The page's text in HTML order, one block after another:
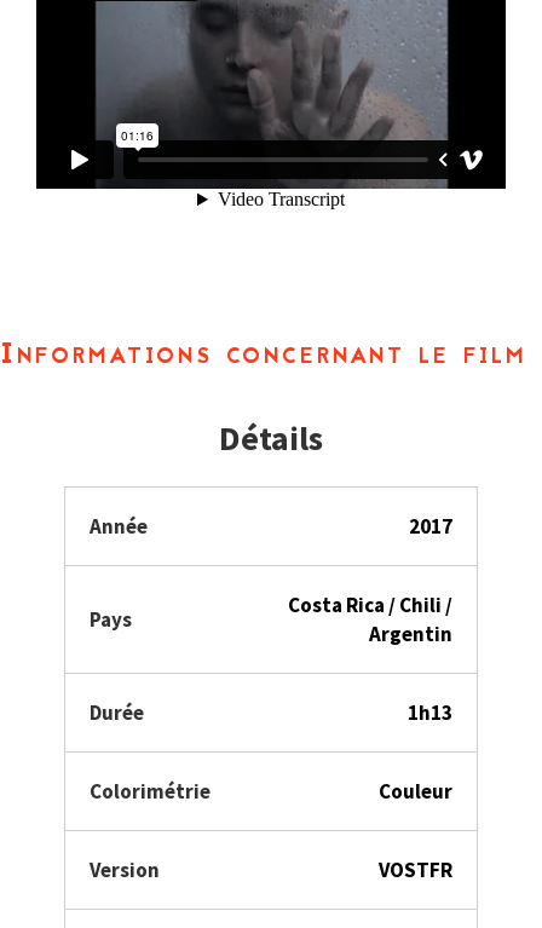
Informations concernant le film
Détails
Année 2017
Pays
Costa Rica / Chili /
Argentin
Durée 1h13
Colorimétrie Couleur
Version VOSTFR